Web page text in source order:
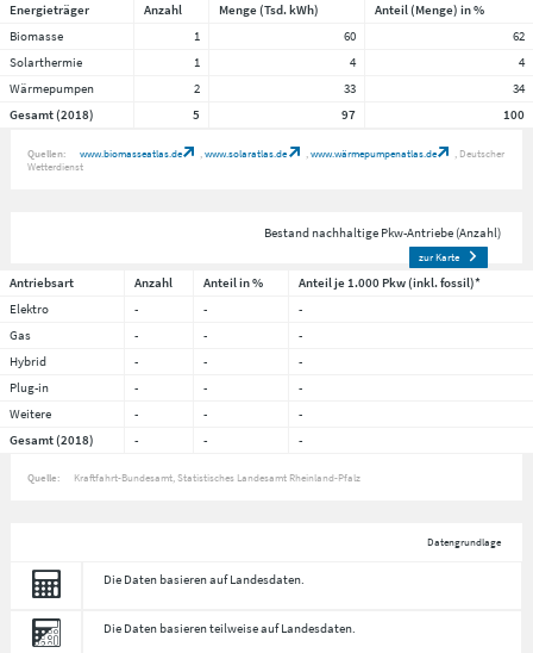
Energieträger Anzahl Menge (Tsd. kWh)
Anteil (Menge) in %
Biomasse
1 60
62
Solarthermie
1 4
4
Wärmepumpen
2 33
34
Gesamt (2018)
5 97 100
Quellen: www.biomasseatlas.de www.solaratlas.de www.wärmepumpenatlas.de
Deutscher
Wetterdienst
Bestand nachhaltige Pkw-Antriebe (Anzahl)
zur Karte
Antriebsart Anzahl Anteil in %
Anteil je 1.000 Pkw (inkl. fossil)*
Elektro
- -
-
Gas
- -
-
Hybrid
- -
-
Plug-in
- -
-
Weitere
- -
-
Gesamt (2018)
- - -
Quelle: Kraftfahrt-Bundesamt, Statistisches Landesamt Rheinland-Pfalz
Datengrundlage
Die Daten basieren auf Landesdaten.
Die Daten basieren teilweise auf Landesdaten.